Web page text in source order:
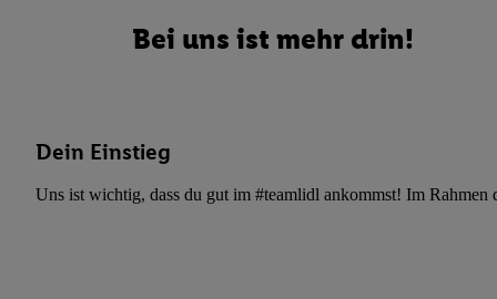
Bei uns ist mehr drin!
Dein Einstieg
Uns ist wichtig, dass du gut im #teamlidl ankommst! Im Rahmen
Klick auf
sämtlicher genannten
Gewährleistung der